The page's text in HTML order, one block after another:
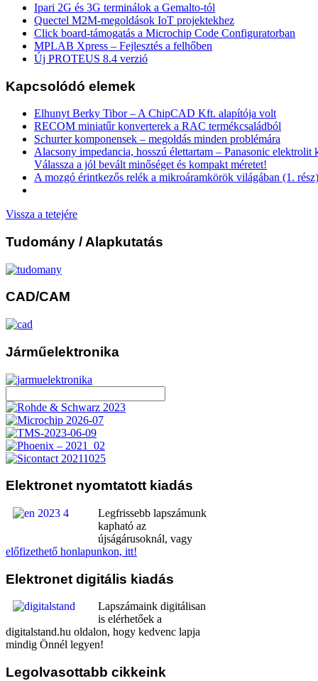
Ipari 2G és 3G terminálok a Gemalto-tól
Quectel M2M-megoldások IoT projektekhez
Click board-támogatás a Microchip Code Configuratorban
MPLAB Xpress – Fejlesztés a felhőben
Új PROTEUS 8.4 verzió
Kapcsolódó elemek
Elhunyt Berky Tibor – A ChipCAD Kft. alapítója volt
RECOM miniatűr konverterek a RAC termékcsaládból
Schurter komponensek – megoldás minden problémára
Alacsony impedancia, hosszú élettartam – Panasonic elektrolit
Válassza a jól bevált minőséget és kompakt méretet!
A mozgó érintkezős relék a mikroáramkörök világában (1. rész)
Vissza a tetejére
Tudomány / Alapkutatás
CAD/CAM
Járműelektronika
Elektronet nyomtatott kiadás
Legfrissebb lapszámunk
kapható az
újságárusoknál, vagy
előfizethető honlapunkon, itt!
Elektronet digitális kiadás
Lapszámaink digitálisan
is elérhetőek a
digitalstand.hu oldalon, hogy kedvenc lapja
mindig Önnél legyen!
Legolvasottabb cikkeink